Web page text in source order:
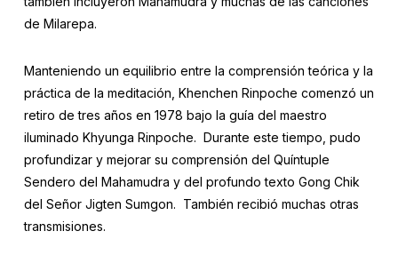
de Milarepa.
Manteniendo un equilibrio entre la comprensión teórica y la
práctica de la meditación, Khenchen Rinpoche comenzó un
retiro de tres años en 1978 bajo la guía del maestro
iluminado Khyunga Rinpoche. Durante este tiempo, pudo
profundizar y mejorar su comprensión del Quíntuple
Sendero del Mahamudra y del profundo texto Gong Chik
del Señor Jigten Sumgon. También recibió muchas otras
transmisiones.